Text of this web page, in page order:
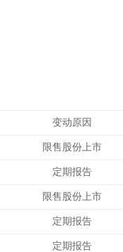
变动原因
限售股份上市
定期报告
限售股份上市
定期报告
定期报告